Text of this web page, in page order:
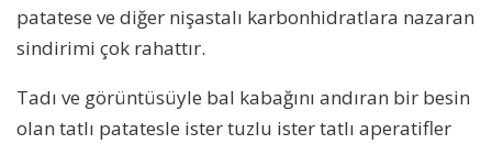
patatese ve diğer nişastalı karbonhidratlara nazaran
sindirimi çok rahattır.
Tadı ve görüntüsüyle bal kabağını andıran bir besin
olan tatlı patatesle ister tuzlu ister tatlı aperatifler